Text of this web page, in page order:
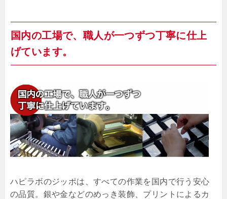
国内の工場で、職人が一つずつ丁寧に仕上
げています。
ハピラボのジッポは、すべての作業を国内で行う安心
の品質。銀や金などのめっき装飾、プリントによるカ